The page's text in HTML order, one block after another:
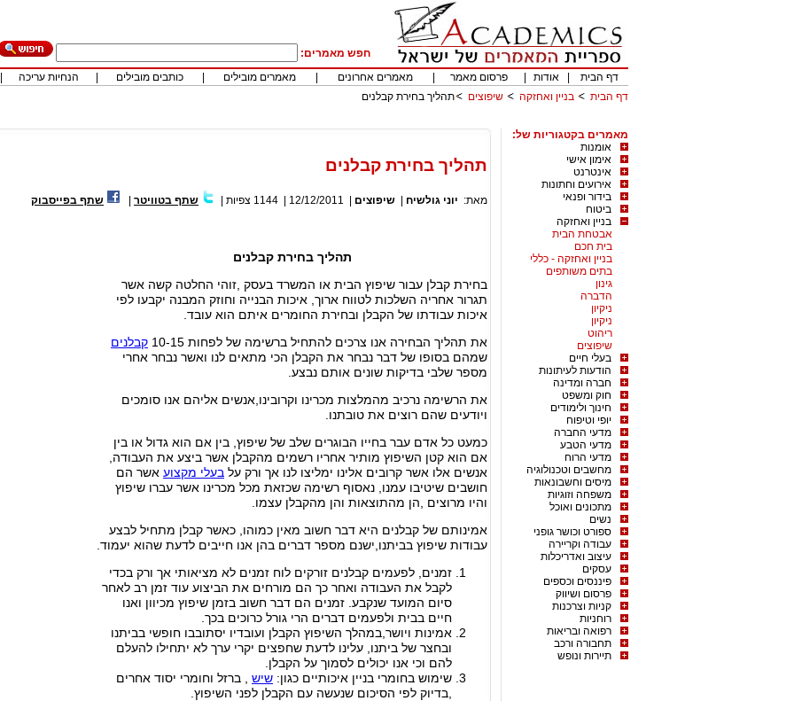
חפש מאמרים:
דף הבית
אודות פרסום מאמר מאמרים אחרונים מאמרים מובילים כותבים מובילים הנחיות עריכה
דף הבית
בניין ואחזקה שיפוצים תהליך בחירת קבלנים
מאמרים בקטגוריות של:
אומנות
אימון אישי
אינטרנט
אירועים וחתונות
בידור ופנאי
ביטוח
בניין ואחזקה
אבטחת הבית
בית חכם
בניין ואחזקה - כללי
בתים משותפים
גינון
הדברה
ניקיון
ניקיון
ריהוט
שיפוצים
בעלי חיים
הודעות לעיתונות
חברה ומדינה
חוק ומשפט
חינוך ולימודים
יופי וטיפוח
מדעי החברה
מדעי הטבע
מדעי הרוח
מחשבים וטכנולוגיה
מיסים וחשבונאות
משפחה וזוגיות
מתכונים ואוכל
נשים
ספורט וכושר גופני
עבודה וקריירה
עיצוב ואדריכלות
עסקים
פיננסים וכספים
פרסום ושיווק
קניות וצרכנות
רוחניות
רפואה ובריאות
תחבורה ורכב
תיירות ונופש
תהליך בחירת קבלנים
מאת: יוני גולשיח שיפוצים 12/12/2011
1144 צפיות שתף בטוויטר שתף בפייסבוק
תהליך בחירת קבלנים
בחירת קבלן עבור שיפוץ הבית או המשרד בעסק ,זוהי החלטה קשה אשר
תגרור אחריה השלכות לטווח ארוך, איכות הבנייה וחוזק המבנה יקבעו לפי
איכות עבודתו של הקבלן ובחירת החומרים איתם הוא עובד.
את תהליך הבחירה אנו צרכים להתחיל ברשימה של לפחות 10-15
קבלנים
שמהם בסופו של דבר נבחר את הקבלן הכי מתאים לנו ואשר נבחר אחרי
מספר שלבי בדיקות שונים אותם נבצע.
את הרשימה נרכיב מהמלצות מכרינו וקרובינו,אנשים אליהם אנו סומכים
ויודעים שהם רוצים את טובתנו.
כמעט כל אדם עבר בחייו הבוגרים שלב של שיפוץ, בין אם הוא גדול או בין
אם הוא קטן השיפוץ מותיר אחריו רשמים מהקבלן אשר ביצע את העבודה,
אנשים אלו אשר קרובים אלינו ימליצו לנו אך ורק על בעלי מקצוע אשר הם
חושבים שיטיבו עמנו, נאסוף רשימה שכזאת מכל מכרינו אשר עברו שיפוץ
והיו מרוצים ,הן מהתוצאות והן מהקבלן עצמו.
אמינותם של קבלנים היא דבר חשוב מאין כמוהו, כאשר קבלן מתחיל לבצע
עבודות שיפוץ בביתנו,ישנם מספר דברים בהן אנו חייבים לדעת שהוא יעמוד.
זמנים, לפעמים קבלנים זורקים לוח זמנים לא מציאותי אך ורק בכדי
לקבל את העבודה ואחר כך הם מורחים את הביצוע עוד זמן רב לאחר
סיום המועד שנקבע. זמנים הם דבר חשוב בזמן שיפוץ מכיוון ואנו
חיים בבית ולפעמים דברים הרי גורל כרוכים בכך.
אמינות ויושר,במהלך השיפוץ הקבלן ועובדיו יסתובבו חופשי בביתנו
ובחצר של ביתנו, עלינו לדעת שחפצים יקרי ערך לא יתחילו להעלם
להם וכי אנו יכולים לסמוך על הקבלן.
שימוש בחומרי בניין איכותיים כגון: שיש , ברזל וחומרי יסוד אחרים
,בדיוק לפי הסיכום שנעשה עם הקבלן לפני השיפוץ.